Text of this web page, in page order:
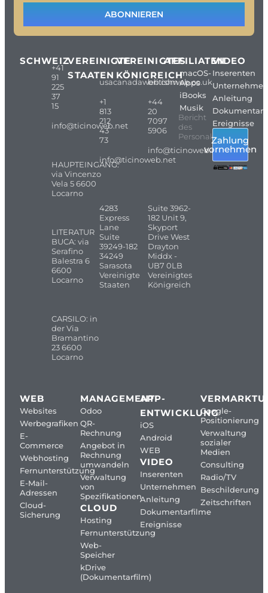
ABONNIEREN
SCHWEIZ
+41
91
225
37
15
info@ticinoweb.net
HAUPTEINGANG:
via Vincenzo
Vela 5 6600
Locarno
LITERATUR
BUCA: via
Serafino
Balestra 6
6600
Locarno
CARSILO: in
der Via
Bramantino
23 6600
Locarno
VEREINIGTE
STAATEN
usacanadaweb.com
+1
813
212
43
73
info@ticinoweb.net
4283
Express
Lane
Suite
39249-182
34249
Sarasota
Vereinigte
Staaten
VEREINIGTES
KÖNIGREICH
britishweb.co.uk
+44
20
7097
5906
info@ticinoweb.net
Suite 3962-
182 Unit 9,
Skyport
Drive West
Drayton
Middx -
UB7 0LB
Vereinigtes
Königreich
AFFILIATEN
macOS-
Apps
iBooks
Musik
Bericht
des
Personals
VIDEO
Inserenten
Unternehmen
Anleitung
Ereignisse
Zahlung
vornehmen
WEB
Websites
Werbegrafiken
E-
Commerce
Webhosting
Fernunterstützung
E-Mail-
Adressen
Cloud-
Sicherung
MANAGEMENT
Odoo
QR-
Rechnung
Angebot in
Rechnung
umwandeln
Verwaltung
von
Spezifikationen
CLOUD
Hosting
Fernunterstützung
Web-
Speicher
kDrive
(Dokumentarfilm)
APP-
ENTWICKLUNG
iOS
Android
WEB
VIDEO
Inserenten
Unternehmen
Anleitung
Dokumentarfilme
Ereignisse
Google-
Positionierung
Verwaltung
sozialer
Medien
Consulting
Radio/TV
Beschilderung
Zeitschriften